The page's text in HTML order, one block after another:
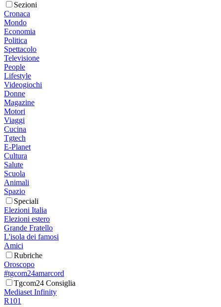
Sezioni
Cronaca
Mondo
Economia
Politica
Spettacolo
Televisione
People
Lifestyle
Videogiochi
Donne
Magazine
Motori
Viaggi
Cucina
Tgtech
E-Planet
Cultura
Salute
Scuola
Animali
Spazio
Speciali
Elezioni Italia
Elezioni estero
Grande Fratello
L'isola dei famosi
Amici
Rubriche
Oroscopo
#tgcom24amarcord
Tgcom24 Consiglia
Mediaset Infinity
R101